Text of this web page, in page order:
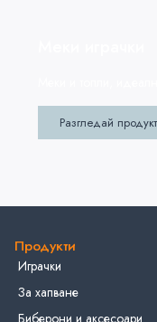
Меки и топли,
Разгледай
Продукти
Играчки
За хапване